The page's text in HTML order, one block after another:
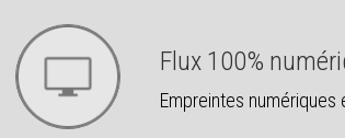
Flux 100%
Empreintes numériques